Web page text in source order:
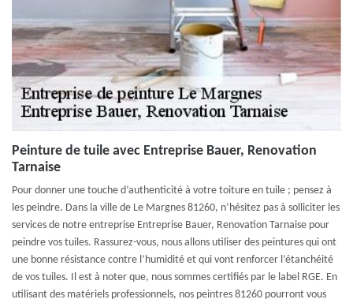
Peinture de tuile avec Entreprise Bauer, Renovation
Tarnaise
Pour donner une touche d’authenticité à votre toiture en tuile ; pensez à
les peindre. Dans la ville de Le Margnes 81260, n’hésitez pas à solliciter les
services de notre entreprise Entreprise Bauer, Renovation Tarnaise pour
peindre vos tuiles. Rassurez-vous, nous allons utiliser des peintures qui ont
une bonne résistance contre l’humidité et qui vont renforcer l’étanchéité
de vos tuiles. Il est à noter que, nous sommes certifiés par le label RGE. En
utilisant des matériels professionnels, nos peintres 81260 pourront vous